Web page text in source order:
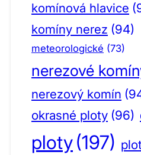
komínová hlavice
komíny nerez (94)
meteorologické (73)
nerezové
nerezový komín
okrasné ploty (96)
ploty(197)